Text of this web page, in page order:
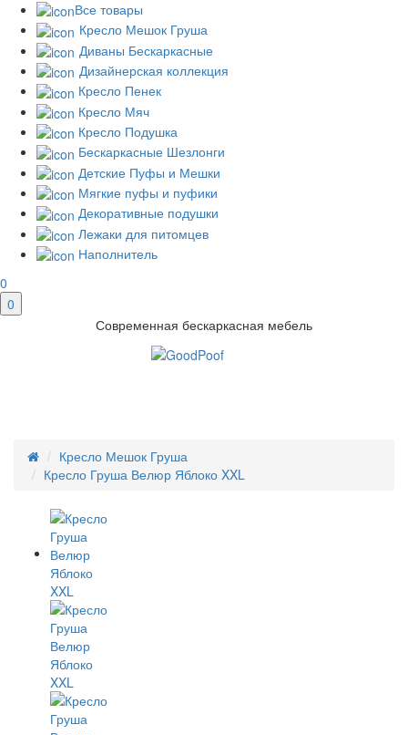
Все товары
Кресло Мешок Груша
Диваны Бескаркасные
Дизайнерская коллекция
Кресло Пенек
Кресло Мяч
Кресло Подушка
Бескаркасные Шезлонги
Детские Пуфы и Мешки
Мягкие пуфы и пуфики
Декоративные подушки
Лежаки для питомцев
Наполнитель
0
0
Современная бескаркасная мебель
Кресло Мешок Груша
Кресло Груша Велюр Яблоко XXL